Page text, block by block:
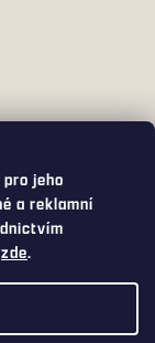
jeho
a reklamní
zde.